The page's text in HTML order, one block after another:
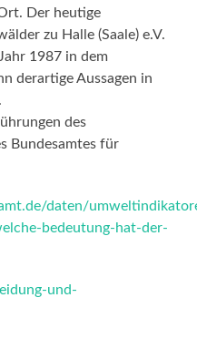
Der heutige
zu Halle (Saale) e.V.
1987 in dem
derartige Aussagen in
des
Bundesamtes für
daten/
bedeutung-hat-der-
und-